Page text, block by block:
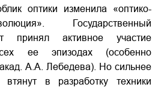
оптики изменила «оптико-
Государственный
принял активное участие
ее эпизодах (особенно
А.А. Лебедева). Но сильнее
в разработку техники